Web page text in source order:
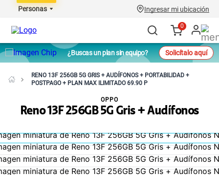
Personas Ingresar mi ubicación
0
¿Buscas un plan sin equipo? Solicítalo aquí
RENO 13F 256GB 5G GRIS + AUDÍFONOS + PORTABILIDAD +
POSTPAGO + PLAN MAX ILIMITADO 69.90 P
Reno 13F 256GB 5G Gris + Audífonos
OPPO